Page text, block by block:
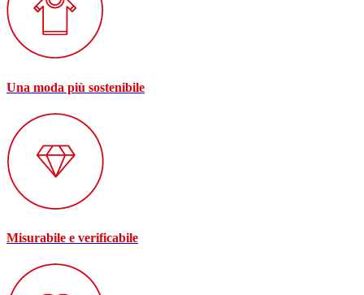
Una moda più sostenibile
Misurabile e verificabile